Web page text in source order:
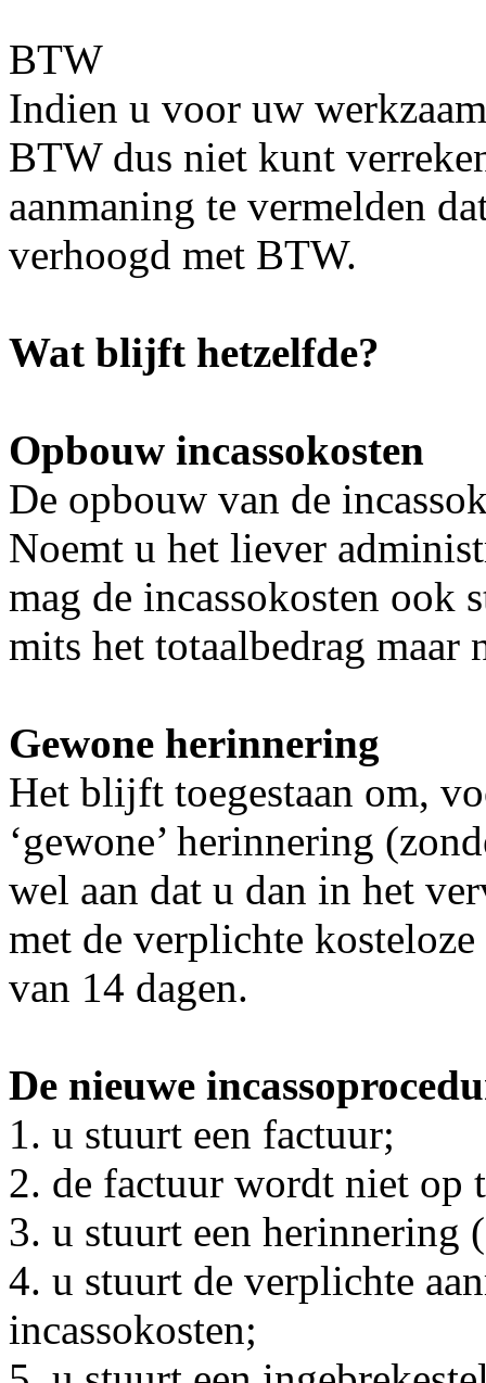
BTW
Indien u voor uw
BTW dus niet kunt
aanmaning te vermelden
verhoogd met BTW.
Wat blijft hetzelfde?
Opbouw incassokosten
De opbouw van de
Noemt u het liever
mag de incassokosten ook
mits het totaalbedrag
Gewone herinnering
Het blijft toegestaan om,
‘gewone’ herinnering
wel aan dat u dan in het
met de verplichte
van 14 dagen.
De nieuwe
1. u stuurt een factuur;
2. de factuur wordt niet op
3. u stuurt een herinnering
4. u stuurt de verplichte
incassokosten;